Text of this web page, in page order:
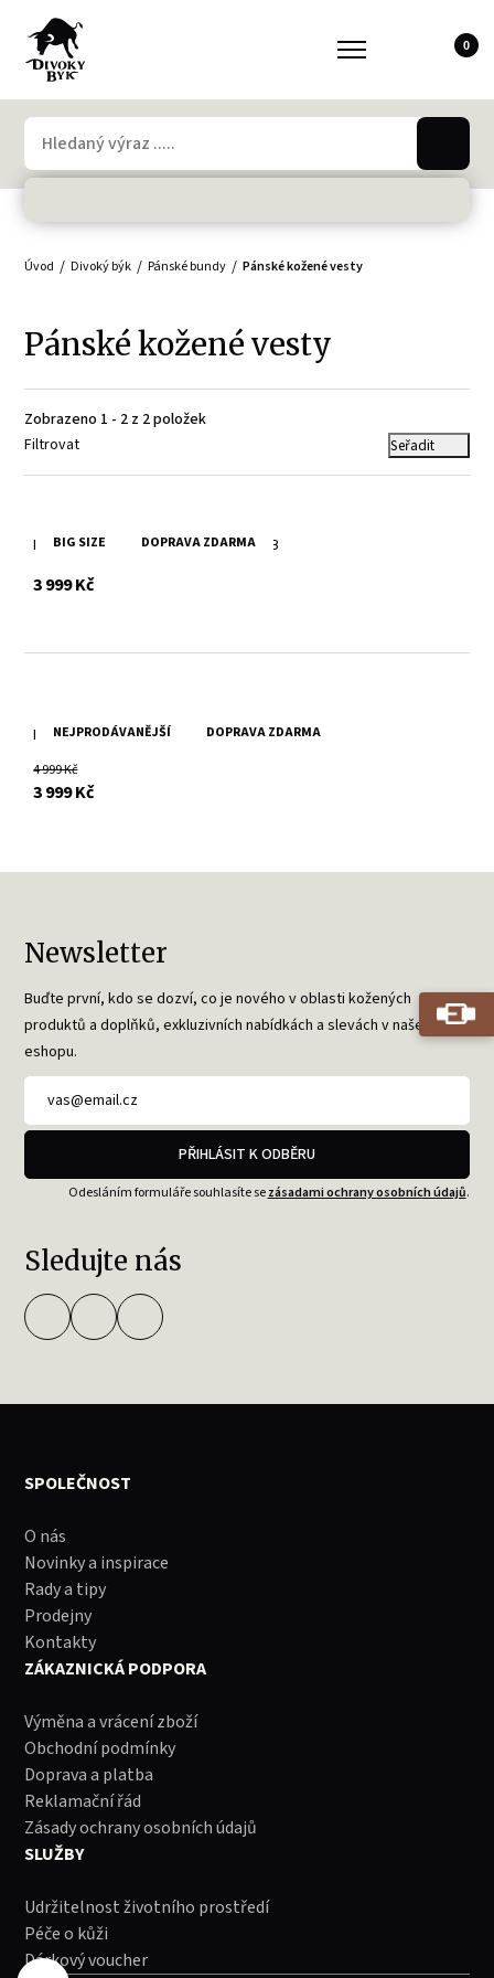
0
Úvod Divoký býk Pánské bundy Pánské kožené vesty
Pánské kožené vesty
Zobrazeno 1 - 2 z 2 položek
Filtrovat
Seřadit
BIG SIZE DOPRAVA ZDARMA
Pánská černá kožená vesta DMKliff DB
3 999 Kčs DPH
NEJPRODÁVANĚJŠÍ DOPRAVA ZDARMA
Pánská kožená černá vesta GMVeit
4 999 Kč
3 999 Kčs DPH
Newsletter
Buďte první, kdo se dozví, co je nového v oblasti kožených
produktů a doplňků, exkluzivních nabídkách a slevách v našem
eshopu.
PŘIHLÁSIT K ODBĚRU
Odesláním formuláře souhlasíte sezásadami ochrany osobních údajů.
Sledujte nás
SPOLEČNOST
O nás
Novinky a inspirace
Rady a tipy
Prodejny
Kontakty
ZÁKAZNICKÁ PODPORA
Výměna a vrácení zboží
Obchodní podmínky
Doprava a platba
Reklamační řád
Zásady ochrany osobních údajů
SLUŽBY
Udržitelnost životního prostředí
Péče o kůži
Dárkový voucher